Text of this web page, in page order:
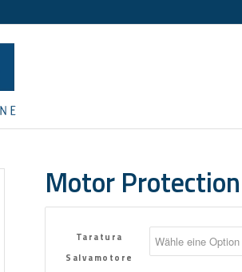
Motor
Taratura
Salvamotore